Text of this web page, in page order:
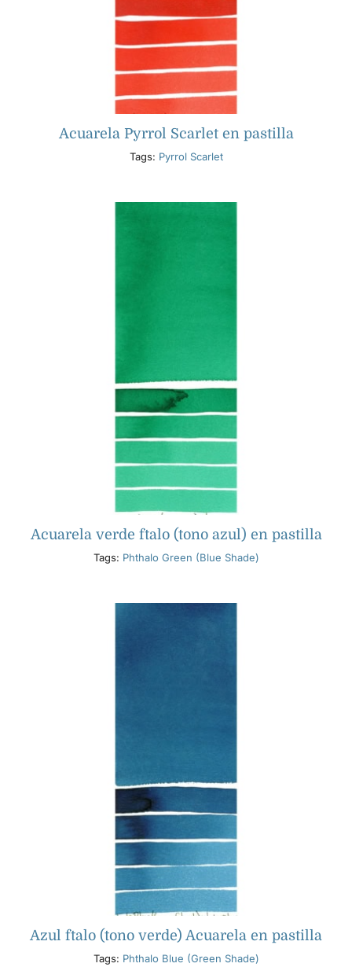
Acuarela Pyrrol Scarlet en pastilla
Tags: Pyrrol Scarlet
Acuarela verde ftalo (tono azul) en pastilla
Tags: Phthalo Green (Blue Shade)
Azul ftalo (tono verde) Acuarela en pastilla
Tags: Phthalo Blue (Green Shade)